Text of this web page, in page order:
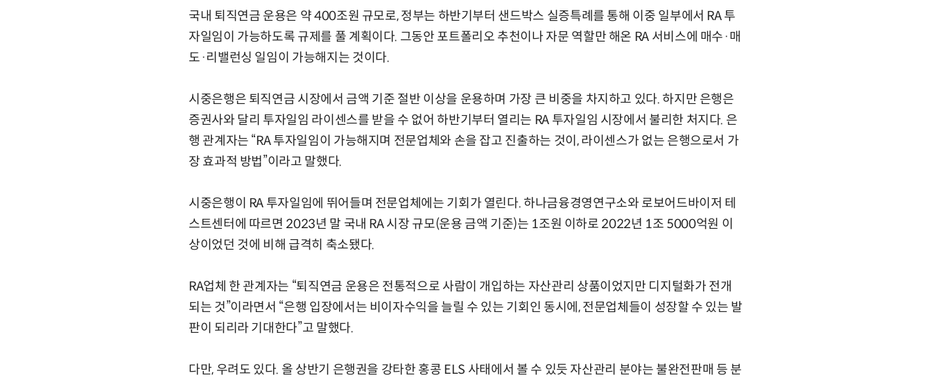
국내 퇴직연금 운용은 약 400조원 규모로, 정부는 하반기부터 샌드박스 실증특례를 통해 이중 일부에서 RA 투
자일임이 가능하도록 규제를 풀 계획이다. 그동안 포트폴리오 추천이나 자문 역할만 해온 RA 서비스에 매수·매
도·리밸런싱 일임이 가능해지는 것이다.
시중은행은 퇴직연금 시장에서 금액 기준 절반 이상을 운용하며 가장 큰 비중을 차지하고 있다. 하지만 은행은
증권사와 달리 투자일임 라이센스를 받을 수 없어 하반기부터 열리는 RA 투자일임 시장에서 불리한 처지다. 은
행 관계자는 “RA 투자일임이 가능해지며 전문업체와 손을 잡고 진출하는 것이, 라이센스가 없는 은행으로서 가
장 효과적 방법”이라고 말했다.
시중은행이 RA 투자일임에 뛰어들며 전문업체에는 기회가 열린다. 하나금융경영연구소와 로보어드바이저 테
스트센터에 따르면 2023년 말 국내 RA 시장 규모(운용 금액 기준)는 1조원 이하로 2022년 1조 5000억원 이
상이었던 것에 비해 급격히 축소됐다.
RA업체 한 관계자는 “퇴직연금 운용은 전통적으로 사람이 개입하는 자산관리 상품이었지만 디지털화가 전개
되는 것”이라면서 “은행 입장에서는 비이자수익을 늘릴 수 있는 기회인 동시에, 전문업체들이 성장할 수 있는 발
판이 되리라 기대한다”고 말했다.
다만, 우려도 있다. 올 상반기 은행권을 강타한 홍콩 ELS 사태에서 볼 수 있듯 자산관리 분야는 불완전판매 등 분